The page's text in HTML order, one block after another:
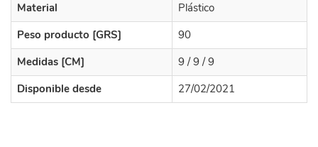
Material
Plástico
Peso producto [GRS]
90
Medidas [CM]
9 / 9 / 9
Disponible desde
27/02/2021